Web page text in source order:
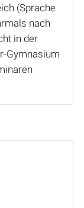
(Sprache
nach
in der
Gymnasium